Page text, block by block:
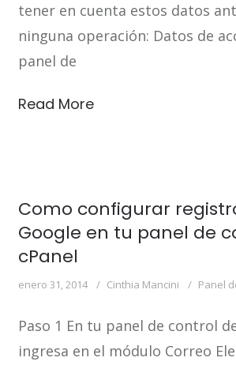
tener en cuenta estos datos
ninguna operación: Datos de
panel de
Read More
Como configurar
Google en tu panel de
cPanel
enero 31, 2014 Cinthia Mancini Panel
Paso 1 En tu panel de control
ingresa en el módulo Correo